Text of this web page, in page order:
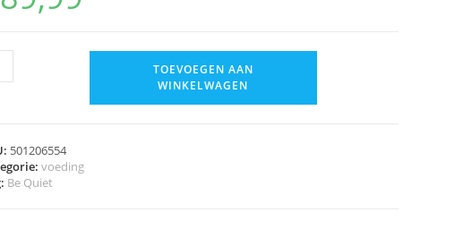
TOEVOEGEN AAN
WINKELWAGEN
501206554
voeding
Be Quiet